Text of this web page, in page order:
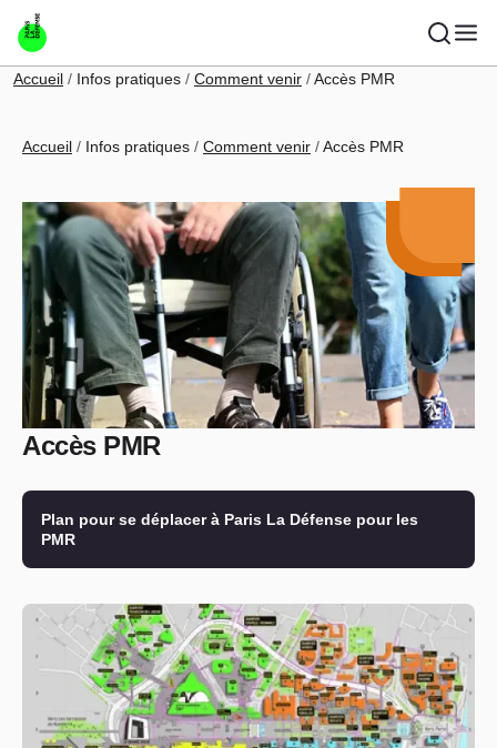
Aller au contenu principal
Fil d'Ariane
Accueil Infos pratiques Comment venir Accès PMR
Fil d'Ariane
Accueil Infos pratiques Comment venir Accès PMR
Accès PMR
Plan pour se déplacer à Paris La Défense pour les
PMR